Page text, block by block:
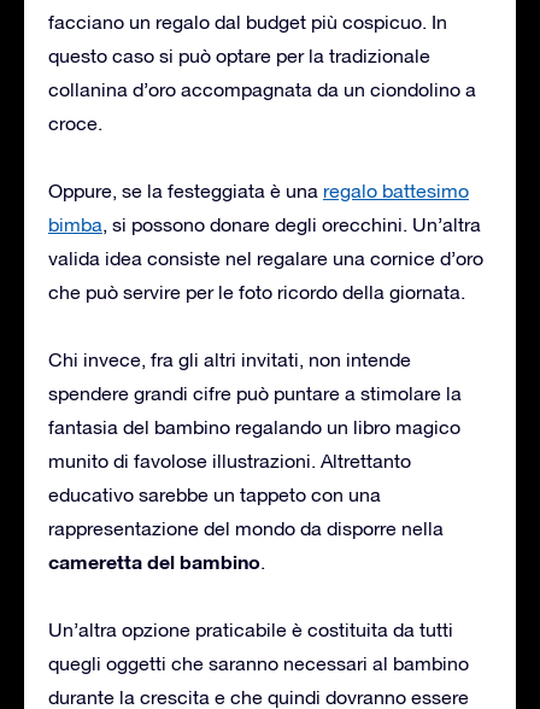
facciano un regalo dal budget più cospicuo. In
questo caso si può optare per la tradizionale
collanina d’oro accompagnata da un ciondolino a
croce.
Oppure, se la festeggiata è una regalo battesimo
bimba, si possono donare degli orecchini. Un’altra
valida idea consiste nel regalare una cornice d’oro
che può servire per le foto ricordo della giornata.
Chi invece, fra gli altri invitati, non intende
spendere grandi cifre può puntare a stimolare la
fantasia del bambino regalando un libro magico
munito di favolose illustrazioni. Altrettanto
educativo sarebbe un tappeto con una
rappresentazione del mondo da disporre nella
cameretta del bambino.
Un’altra opzione praticabile è costituita da tutti
quegli oggetti che saranno necessari al bambino
durante la crescita e che quindi dovranno essere